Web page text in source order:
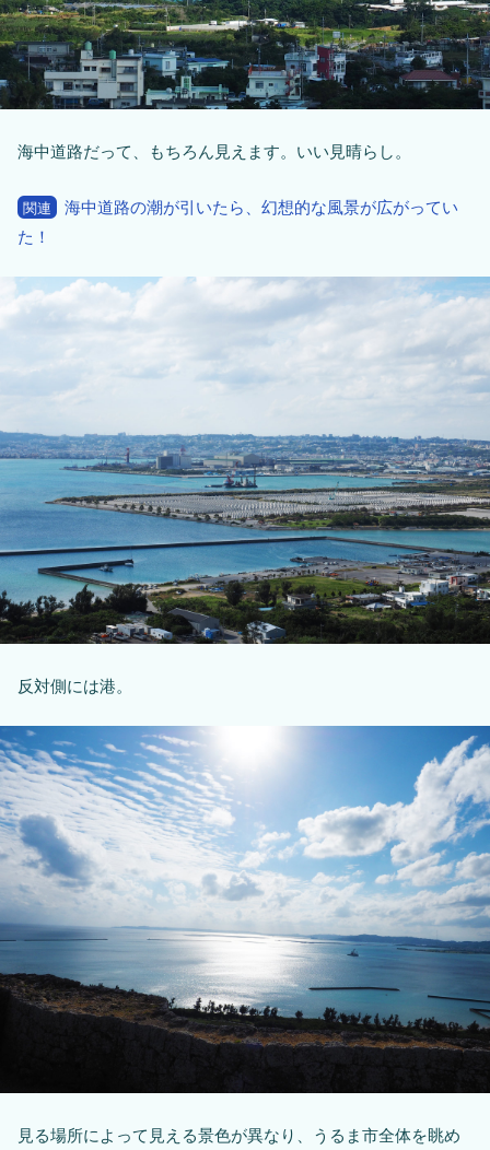
海中道路だって、もちろん見えます。いい見晴らし。
関連
海中道路の潮が引いたら、幻想的な風景が広がってい
た！
反対側には港。
見る場所によって見える景色が異なり、うるま市全体を眺め